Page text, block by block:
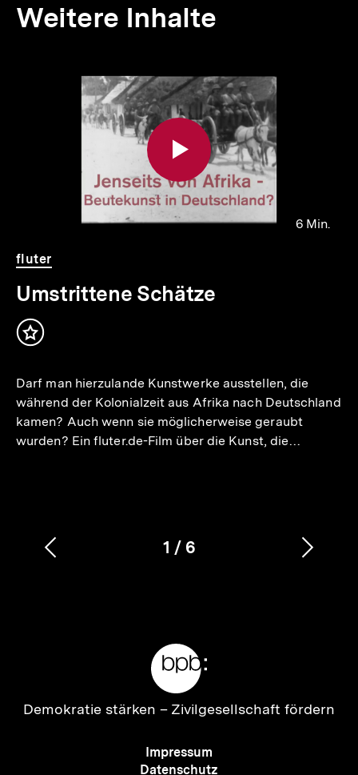
Weitere Inhalte
überspringen
6 Min.
Video
Dauer
6
Min.
fluter
Umstrittene Schätze
Inhalt
Darf man hierzulande Kunstwerke ausstellen, die
während der Kolonialzeit aus Afrika nach Deutschland
kamen? Auch wenn sie möglicherweise geraubt
wurden? Ein fluter.de-Film über die Kunst, die…
Karussellinhalt
1
von
/ 6
Vorherigen
Zur
Demokratie stärken – Zivilgesellschaft fördern
Meta-
Navigation
Impressum
Datenschutz